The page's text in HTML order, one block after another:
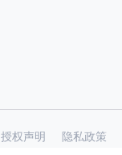
授权声明 隐私政策